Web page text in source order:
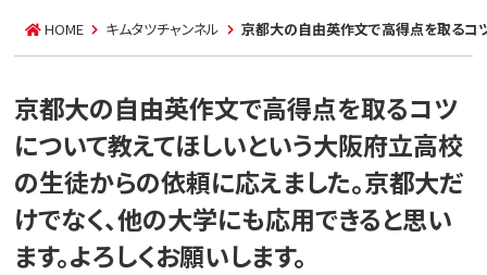
HOME キムタツチャンネル 京都大の自由英作文で高得点を取るコ
京都大の自由英作文で高得点を取るコツ
について教えてほしいという大阪府立高校
の生徒からの依頼に応えました。京都大だ
けでなく、他の大学にも応用できると思い
ます。よろしくお願いします。